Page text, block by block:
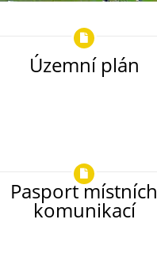
Územní plán
Pasport místních
komunikací